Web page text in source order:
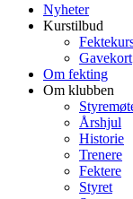
Nyheter
Kurstilbud
Gavekort
Om fekting
Om klubben
Årshjul
Historie
Trenere
Fektere
Styret